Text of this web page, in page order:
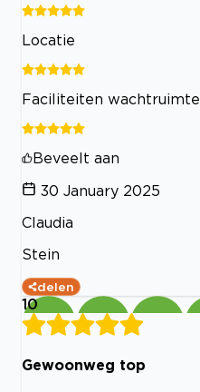
Locatie
Faciliteiten wachtruimte
Beveelt aan
30 January 2025
Claudia
Stein
delen
10
Gewoonweg top